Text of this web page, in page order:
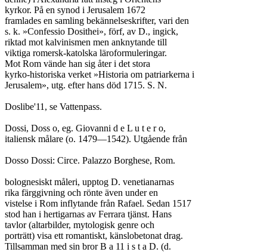
kyrkor. På en synod i Jerusalem 1672
framlades en samling bekännelseskrifter, vari den
s. k. »Confessio Dosithei», förf, av D., ingick,
riktad mot kalvinismen men anknytande till
viktiga romersk-katolska läroformuleringar.
Mot Rom vände han sig åter i det stora
kyrko-historiska verket »Historia om patriarkerna i
Jerusalem», utg. efter hans död 1715. S. N.
Doslibe'11, se Vattenpass.
Dossi, Doss o, eg. Giovanni d e L u t e r o,
italiensk målare (o. 1479—1542). Utgående från
Dosso Dossi: Circe. Palazzo Borghese, Rom.
bolognesiskt måleri, upptog D. venetianarnas
rika färggivning och rönte även under en
vistelse i Rom inflytande från Rafael. Sedan 1517
stod han i hertigarnas av Ferrara tjänst. Hans
tavlor (altarbilder, mytologisk genre och
porträtt) visa ett romantiskt, känslobetonat drag.
Tillsamman med sin bror B a 11 i s t a D. (d.